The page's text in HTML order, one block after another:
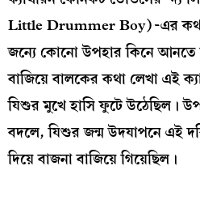
Little Drummer Boy)-এর
জন্যে কোনো উপহার কিনে
বাজিয়ে বালকের কথা লেখা এই
যিশুর মুখে হাসি ফুটে উঠেছিল।
বদলে, যিশুর জন্ম উদযাপনে এই
দিয়ে বাজনা বাজিয়ে গিয়েছিল।